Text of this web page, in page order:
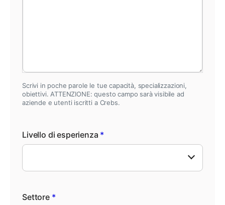
Scrivi in poche parole le tue capacità, specializzazioni,
obiettivi. ATTENZIONE: questo campo sarà visibile ad
aziende e utenti iscritti a Crebs.
Livello di esperienza *
Settore *